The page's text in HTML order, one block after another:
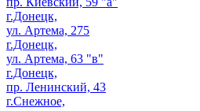
г.Донецк,
ул. Артема, 275
г.Донецк,
ул. Артема, 63 "в"
г.Донецк,
пр. Ленинский, 43
г.Снежное,